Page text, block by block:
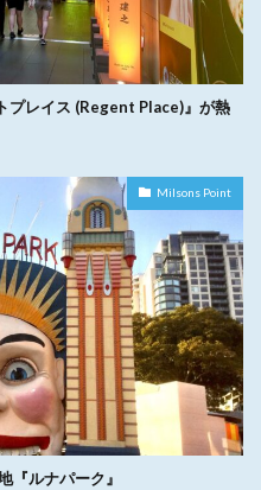
プレイス (Regent Place)』が熱
Milsons Point
『ルナパーク』